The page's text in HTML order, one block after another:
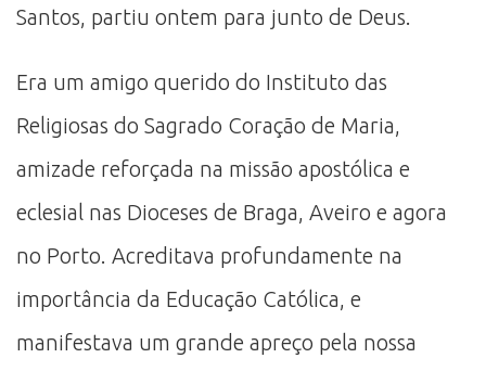
Santos, partiu ontem para junto de Deus.
Era um amigo querido do Instituto das
Religiosas do Sagrado Coração de Maria,
amizade reforçada na missão apostólica e
eclesial nas Dioceses de Braga, Aveiro e agora
no Porto. Acreditava profundamente na
importância da Educação Católica, e
manifestava um grande apreço pela nossa